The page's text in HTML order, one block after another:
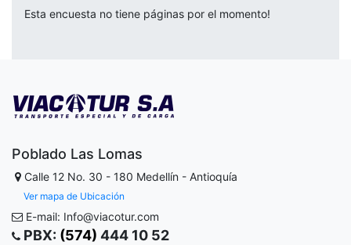
Esta encuesta no tiene páginas por el momento!
Poblado Las Lomas
Calle 12 No. 30 - 180 Medellín - Antioquía
Ver mapa de Ubicación
E-mail: Info@viacotur.com
PBX: (574) 444 10 52